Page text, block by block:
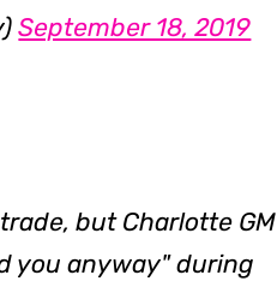
September 18, 2019
but Charlotte GM
you anyway" during